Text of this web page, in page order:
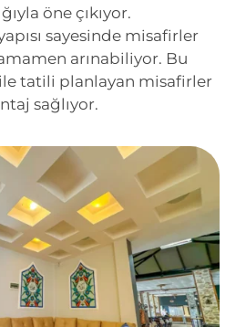
öne çıkıyor.
sayesinde misafirler
arınabiliyor. Bu
tatili planlayan misafirler
sağlıyor.